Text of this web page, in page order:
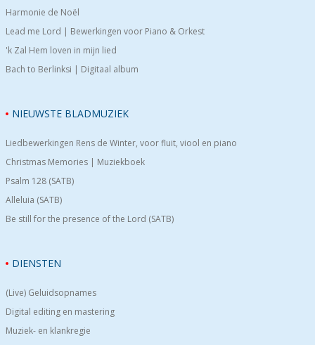
Harmonie de Noël
Lead me Lord | Bewerkingen voor Piano & Orkest
'k Zal Hem loven in mijn lied
Bach to Berlinksi | Digitaal album
NIEUWSTE BLADMUZIEK
Liedbewerkingen Rens de Winter, voor fluit, viool en piano
Christmas Memories | Muziekboek
Psalm 128 (SATB)
Alleluia (SATB)
Be still for the presence of the Lord (SATB)
DIENSTEN
(Live) Geluidsopnames
Digital editing en mastering
Muziek- en klankregie